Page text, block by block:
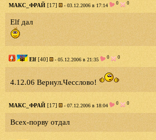
МАКС_ФРАЙ [17] - 03.12.2006 в 17:14 0 0
Elf дал
Elf [40] - 05.12.2006 в 21:35 0 0
4.12.06 Вернул.Чесслово!
МАКС_ФРАЙ [17] - 07.12.2006 в 18:04 0 0
Всех-порву отдал